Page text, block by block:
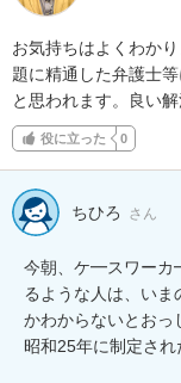
お気持ちはよくわか
題に精通した弁護士
と思われます。良い
役に立った 0
ちひろ さん
今朝、ケ━スワーカ
るような人は、い
かわからないとおっ
昭和25年に制定さ